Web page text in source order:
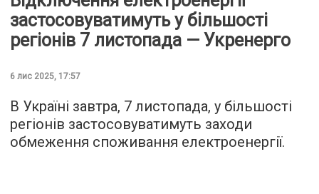
застосовуватимуть у більшості
регіонів 7 листопада — Укренерго
6 лис 2025, 17:57
В Україні завтра, 7 листопада, у більшості
регіонів застосовуватимуть заходи
обмеження споживання електроенергії.